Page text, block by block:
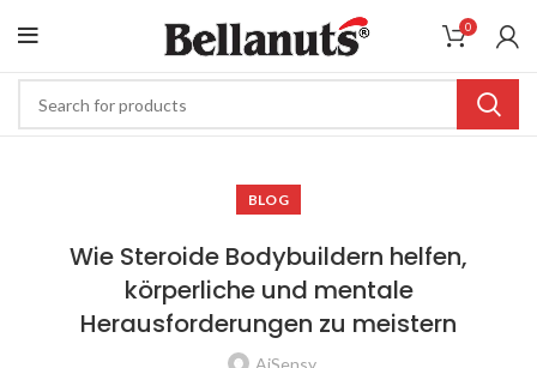
0
BLOG
Wie Steroide Bodybuildern helfen,
körperliche und mentale
Herausforderungen zu meistern
AiSensy